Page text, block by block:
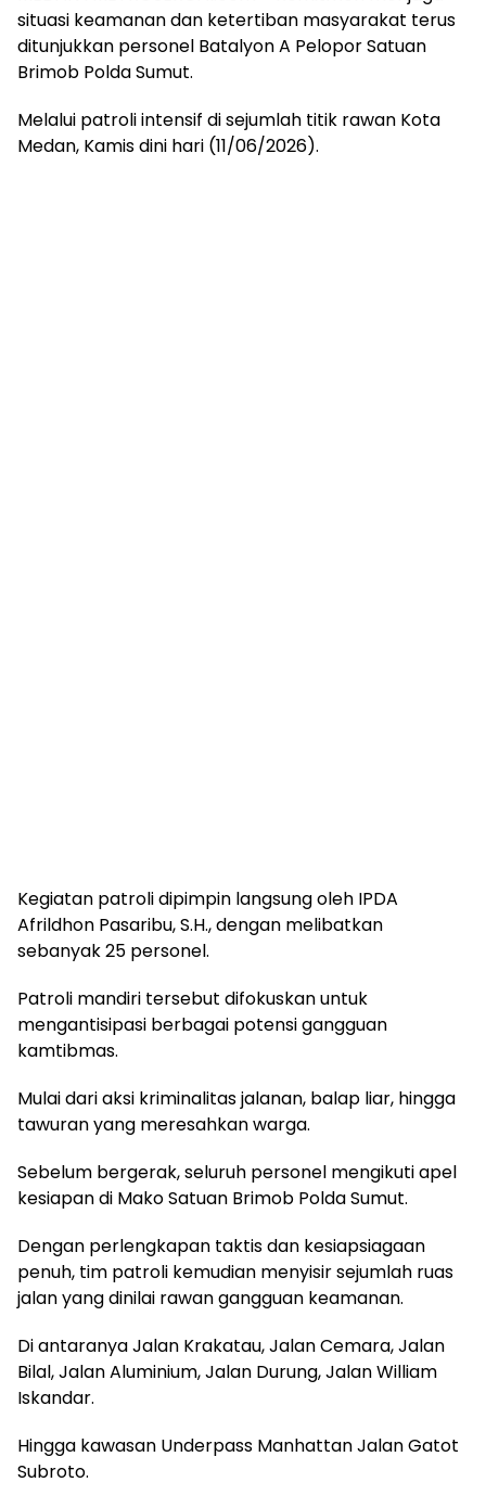
situasi keamanan dan ketertiban masyarakat terus
ditunjukkan personel Batalyon A Pelopor Satuan
Brimob Polda Sumut.
Melalui patroli intensif di sejumlah titik rawan Kota
Medan, Kamis dini hari (11/06/2026).
Kegiatan patroli dipimpin langsung oleh IPDA
Afrildhon Pasaribu, S.H., dengan melibatkan
sebanyak 25 personel.
Patroli mandiri tersebut difokuskan untuk
mengantisipasi berbagai potensi gangguan
kamtibmas.
Mulai dari aksi kriminalitas jalanan, balap liar, hingga
tawuran yang meresahkan warga.
Sebelum bergerak, seluruh personel mengikuti apel
kesiapan di Mako Satuan Brimob Polda Sumut.
Dengan perlengkapan taktis dan kesiapsiagaan
penuh, tim patroli kemudian menyisir sejumlah ruas
jalan yang dinilai rawan gangguan keamanan.
Di antaranya Jalan Krakatau, Jalan Cemara, Jalan
Bilal, Jalan Aluminium, Jalan Durung, Jalan William
Iskandar.
Hingga kawasan Underpass Manhattan Jalan Gatot
Subroto.